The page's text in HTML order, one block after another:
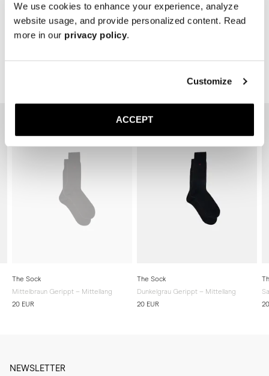
We use cookies to enhance your experience, analyze
website usage, and provide personalized content. Read
more in our privacy policy.
Customize
ACCEPT
Related Products
The Sock
Mittelbraun Gerippt – Mittellang
20 EUR
The Sock
Dunkelgrau Gerippt – Mittellang
20 EUR
NEWSLETTER